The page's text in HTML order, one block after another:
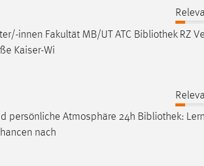
innen Fakultät MB/UT ATC BibliothekRZ
Kaiser-Wi
persönliche Atmosphäre 24h Bibliothek:
nach